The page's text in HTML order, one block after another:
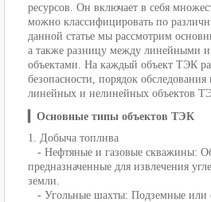
ресурсов. Он включает в себя
можно классифицировать по
данной статье мы рассмотрим
а также разницу между линейными
объектами. На каждый объект ТЭК
безопасности, порядок обследования
линейных и нелинейных объектов
▎Основные типы объектов ТЭК
1. Добыча топлива
- Нефтяные и газовые скважины:
предназначенные для извлечения
земли.
- Угольные шахты: Подземные или